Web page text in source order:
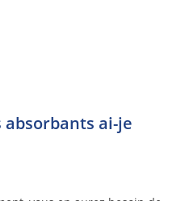
absorbants ai-je